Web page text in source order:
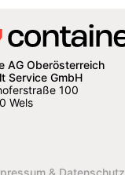
AG Oberösterreich
Service GmbH
100
Wels
& Datenschutz